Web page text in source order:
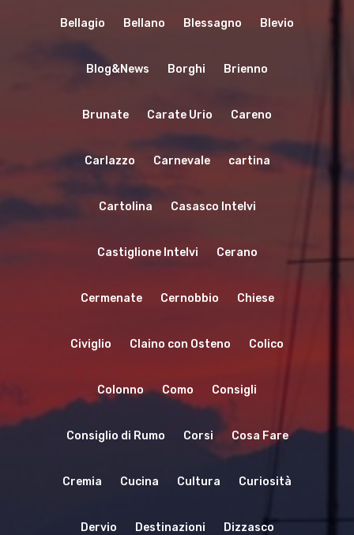
Bellagio Bellano Blessagno Blevio
Blog&News Borghi Brienno
Brunate Carate Urio Careno
Carlazzo Carnevale cartina
Cartolina Casasco Intelvi
Castiglione Intelvi Cerano
Cermenate Cernobbio Chiese
Civiglio Claino con Osteno Colico
Colonno Como Consigli
Consiglio di Rumo Corsi Cosa Fare
Cremia Cucina Cultura Curiosità
Dervio Destinazioni Dizzasco